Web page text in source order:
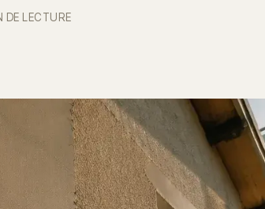
DE LECTURE